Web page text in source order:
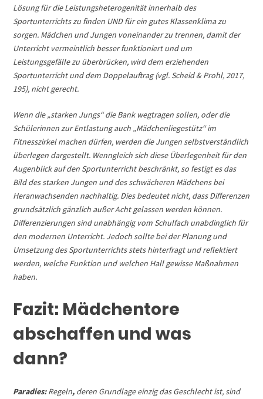
Lösung für die Leistungsheterogenität innerhalb des
Sportunterrichts zu finden UND für ein gutes Klassenklima zu
sorgen. Mädchen und Jungen voneinander zu trennen, damit der
Unterricht vermeintlich besser funktioniert und um
Leistungsgefälle zu überbrücken, wird dem erziehenden
Sportunterricht und dem Doppelauftrag (vgl. Scheid & Prohl, 2017,
195), nicht gerecht.
Wenn die „starken Jungs“ die Bank wegtragen sollen, oder die
Schülerinnen zur Entlastung auch „Mädchenliegestütz“ im
Fitnesszirkel machen dürfen, werden die Jungen selbstverständlich
überlegen dargestellt. Wenngleich sich diese Überlegenheit für den
Augenblick auf den Sportunterricht beschränkt, so festigt es das
Bild des starken Jungen und des schwächeren Mädchens bei
Heranwachsenden nachhaltig. Dies bedeutet nicht, dass Differenzen
grundsätzlich gänzlich außer Acht gelassen werden können.
Differenzierungen sind unabhängig vom Schulfach unabdinglich für
den modernen Unterricht. Jedoch sollte bei der Planung und
Umsetzung des Sportunterrichts stets hinterfragt und reflektiert
werden, welche Funktion und welchen Hall gewisse Maßnahmen
haben.
Fazit: Mädchentore
abschaffen und was
dann?
Paradies:Regeln, deren Grundlage einzig das Geschlecht ist, sind